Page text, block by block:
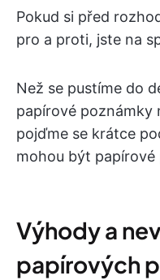
Pokud si před
pro a proti, jste na
Než se pustíme do
papírové poznámky
pojďme se krátce
mohou být papírové
Výhody a
papírových